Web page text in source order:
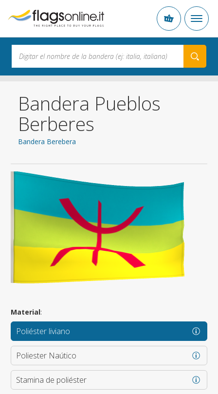
Bandera Pueblos
Berberes
Bandera Berebera
Material:
Poliéster liviano
Poliester Naútico
Stamina de poliéster